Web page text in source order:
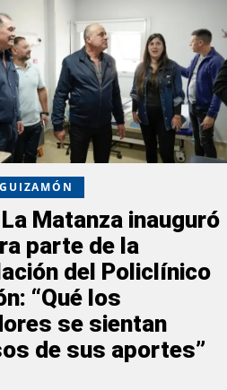
Matanza inauguró
parte de la
del Policlínico
“Qué los
se sientan
de sus aportes”